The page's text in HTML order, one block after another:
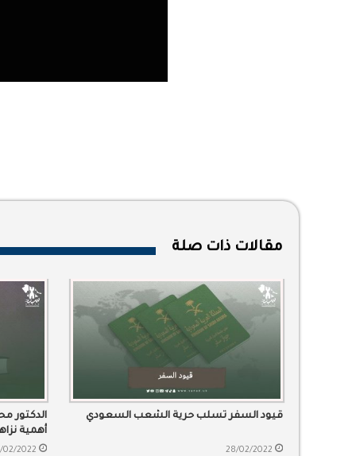
مقالات ذات صلة
قيود السفر تسلب حرية الشعب السعودي
28/02/2022
الدكتور
أهمية
02/2022